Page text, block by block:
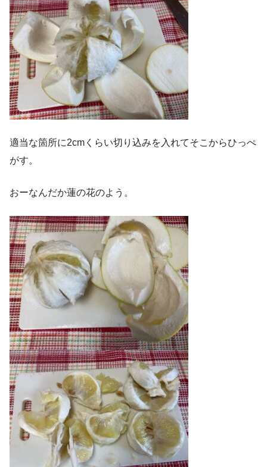
適当な箇所に2cmくらい切り込みを入れてそこからひっぺ
がす。
おーなんだか蓮の花のよう。